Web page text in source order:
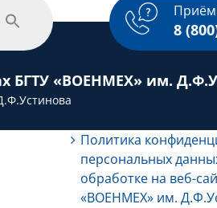
8
политика Спорт
БГТУ «ВОЕНМЕХ» им.
Политика
персональных
обработке на веб-
«ВОЕНМЕХ» им.